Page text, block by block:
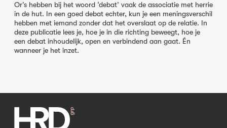
Or’s hebben bij het woord ‘debat’ vaak de associatie met herrie
in de hut. In een goed debat echter, kun je een meningsverschil
hebben met iemand zonder dat het overslaat op de relatie. In
deze publicatie lees je, hoe je in die richting beweegt, hoe je
een debat inhoudelijk, open en verbindend aan gaat. Én
wanneer je het inzet.